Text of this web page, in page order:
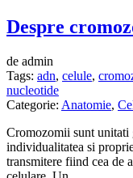
Despre
de admin
Tags: adn, celule,
nucleotide
Categorie: Anatomie,
Cromozomii sunt unitati
individualitatea si
transmitere fiind cea de